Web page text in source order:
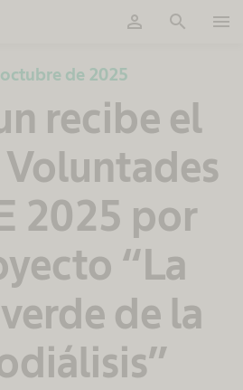
person search menu
de 2025
recibe el
2025 por
“La
de la